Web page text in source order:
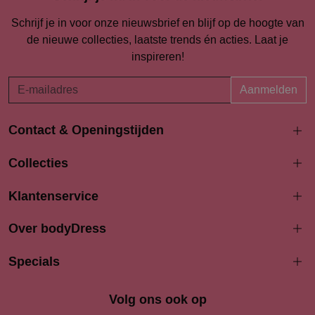
Schrijf je in voor onze nieuwsbrief en blijf op de hoogte van
de nieuwe collecties, laatste trends én acties. Laat je
inspireren!
Aanmelden
Contact & Openingstijden
Langestraat 94-96
033 4690704
Openingstijden
Maandag 13:00 - 17:30
Collecties
Klantenservice
Over bodyDress
Specials
Volg ons ook op